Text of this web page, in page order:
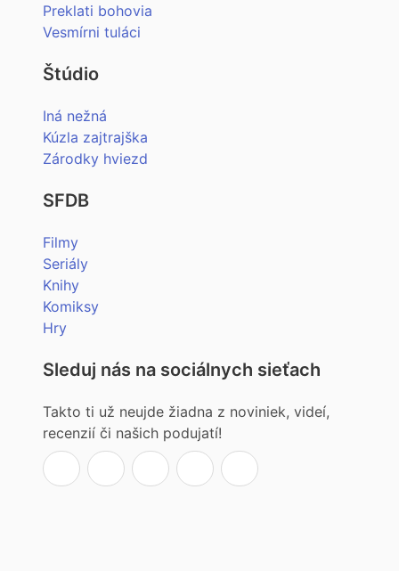
Preklati bohovia
Vesmírni tuláci
Štúdio
Iná nežná
Kúzla zajtrajška
Zárodky hviezd
SFDB
Filmy
Seriály
Knihy
Komiksy
Hry
Sleduj nás na sociálnych sieťach
Takto ti už neujde žiadna z noviniek, videí,
recenzií či našich podujatí!